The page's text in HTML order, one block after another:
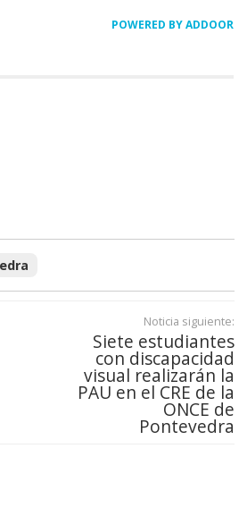
POWERED BY ADDOOR
Noticia siguiente:
Siete estudiantes
con discapacidad
visual realizarán la
PAU en el CRE de la
ONCE de
Pontevedra